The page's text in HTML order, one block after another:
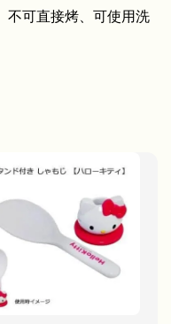
不可直接烤、可使用洗